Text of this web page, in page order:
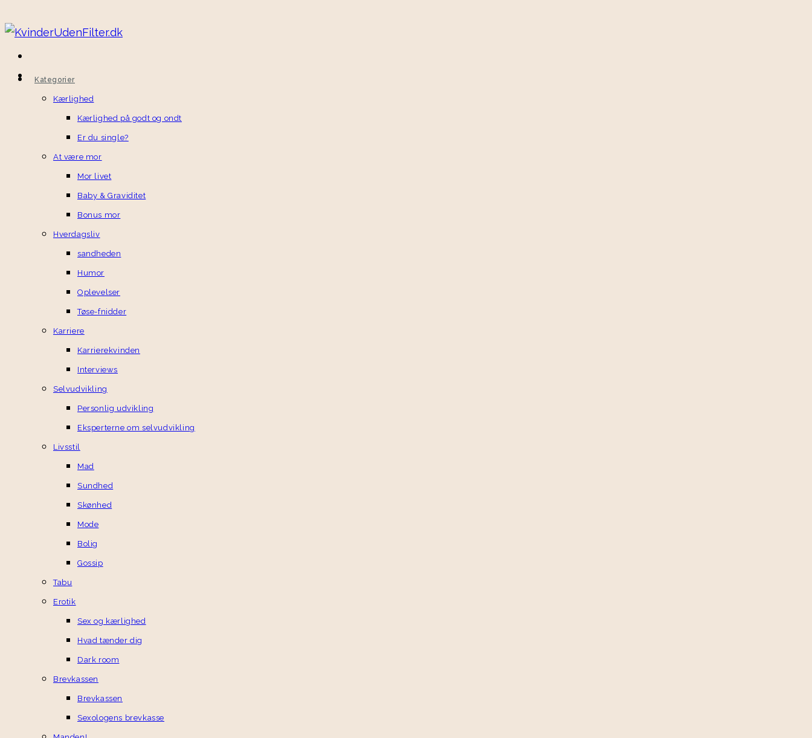
to
content
Kategorier
Kærlighed
Kærlighed på godt og ondt
Er du single?
At være mor
Mor livet
Baby & Graviditet
Bonus mor
Hverdagsliv
sandheden
Humor
Oplevelser
Tøse-fnidder
Karriere
Karrierekvinden
Interviews
Selvudvikling
Personlig udvikling
Eksperterne om selvudvikling
Livsstil
Mad
Sundhed
Skønhed
Mode
Bolig
Gossip
Tabu
Erotik
Sex og kærlighed
Hvad tænder dig
Dark room
Brevkassen
Brevkassen
Sexologens brevkasse